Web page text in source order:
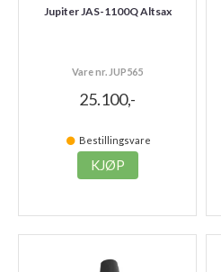
Jupiter JAS-1100Q Altsax
Vare nr. JUP565
25.100,-
Bestillingsvare
KJØP